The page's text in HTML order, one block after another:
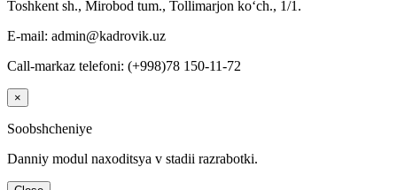
Toshkent sh., Mirobod tum., Tollimarjon koʻch., 1/1.
E-mail: admin@kadrovik.uz
Call-markaz telefoni: (+998)78 150-11-72
×
Soobshcheniye
Danniy modul naхoditsya v stadii razrabotki.